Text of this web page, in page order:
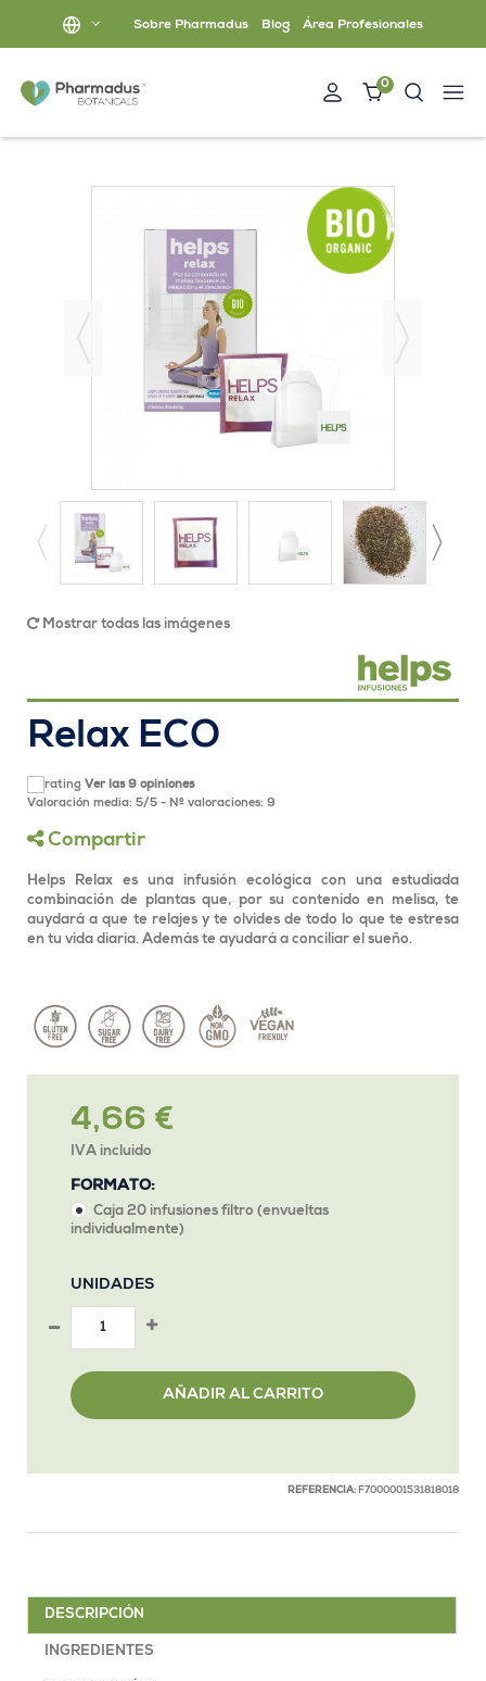
Sobre Pharmadus Blog Área Profesionales
0
Mostrar todas las imágenes
Relax ECO
Ver las 9 opiniones
Valoración media: 5/5 - Nº valoraciones: 9
Compartir
Helps Relax es una infusión ecológica con una estudiada
combinación de plantas que, por su contenido en melisa, te
auydará a que te relajes y te olvides de todo lo que te estresa
en tu vida diaria. Además te ayudará a conciliar el sueño.
4,66 €
IVA incluido
FORMATO:
Caja 20 infusiones filtro (envueltas
individualmente)
UNIDADES
AÑADIR AL CARRITO
REFERENCIA: F7000001531818018
DESCRIPCIÓN
INGREDIENTES